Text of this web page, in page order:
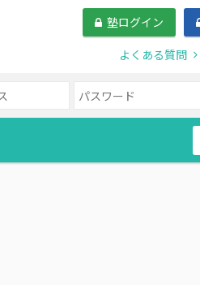
塾ログイン
よくある質問